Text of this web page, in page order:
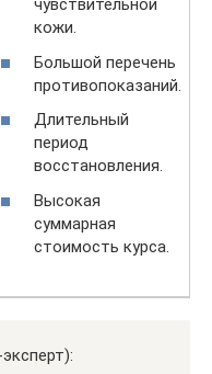
чувствительной
кожи.
Большой перечень
противопоказаний.
Длительный
период
восстановления.
Высокая
суммарная
стоимость курса.